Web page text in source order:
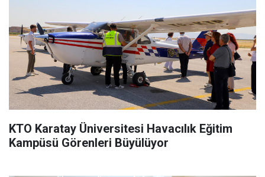
KTO Karatay Üniversitesi Havacılık Eğitim
Kampüsü Görenleri Büyülüyor